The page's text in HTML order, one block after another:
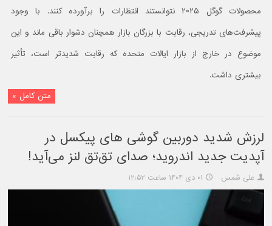
محصولات گوگل ۲۰۲۵ نتوانستند انتظارات را برآورده کنند. با وجود
پیشرفت‌های تدریجی، رقابت با بزرگان بازار همچنان دشوار باقی ماند و این
موضوع در خارج از بازار ایالات متحده که رقابت شدیدتر است، تأثیر
بیشتری داشت.
متن کامل »
لرزش شدید دوربین گوشی های پیکسل در
آپدیت جدید اندروید؛ صدای تق‌تق لنز می‌آید!
علی شمس ۰۱ دی ۱۴۰۴ ساعت ۱۲:۵۲